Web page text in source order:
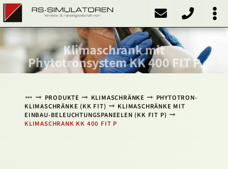
Klimaschrank mit
Phytotronsystem KK 400 FIT P
KK 400 FIT P
PRODUKTE KLIMASCHRÄNKE
PHYTOTRON-
KLIMASCHRÄNKE (KK FIT)
KLIMASCHRÄNKE MIT
EINBAU-BELEUCHTUNGSPANEELEN (KK FIT P)
KLIMASCHRANK KK 400 FIT P
PRODUKTE
Kühlschränke
Kühlinkubatoren
Heizschränke
Klimaschränke
Sonstiges
ÜBER UNS
KONTAKT
NACH OBEN